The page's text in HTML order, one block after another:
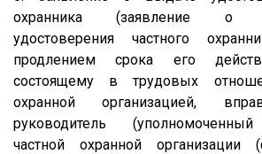
охранника (заявление о
удостоверения частного
продлением срока его
состоящему в трудовых
охранной организацией,
руководитель
частной охранной организации